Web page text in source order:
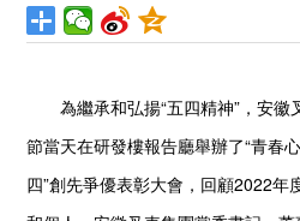
為繼承和弘揚“五四精神”，安徽
節當天在研發樓報告廳舉辦了“青春
四”創先爭優表彰大會，回顧2022年